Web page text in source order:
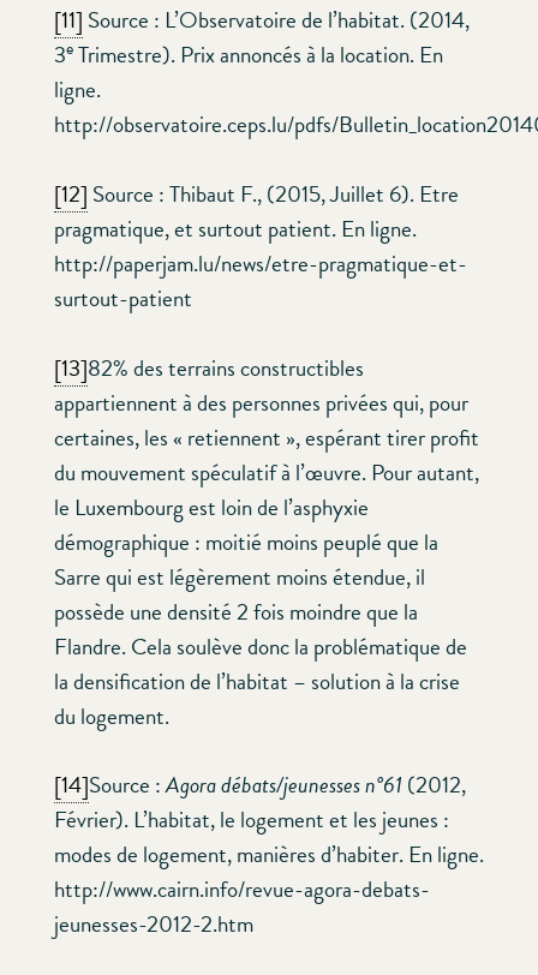
[11] Source : L’Observatoire de l’habitat. (2014,
3eTrimestre). Prix annoncés à la location. En
ligne.
http://observatoire.ceps.lu/pdfs/
[12] Source : Thibaut F., (2015, Juillet 6). Etre
pragmatique, et surtout patient. En ligne.
http://paperjam.lu/news/etre-pragmatique-et-
surtout-patient
[13]82% des terrains constructibles
appartiennent à des personnes privées qui, pour
certaines, les « retiennent », espérant tirer profit
du mouvement spéculatif à l’œuvre. Pour autant,
le Luxembourg est loin de l’asphyxie
démographique : moitié moins peuplé que la
Sarre qui est légèrement moins étendue, il
possède une densité 2 fois moindre que la
Flandre. Cela soulève donc la problématique de
la densification de l’habitat – solution à la crise
du logement.
[14]Source :Agora débats/jeunesses n°61 (2012,
Février). L’habitat, le logement et les jeunes :
modes de logement, manières d’habiter. En ligne.
http://www.cairn.info/revue-agora-debats-
jeunesses-2012-2.htm